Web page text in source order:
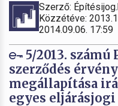
Szerző:
Közzétéve:
2014.09.06. 17:59
5/2013. számú
szerződés
megállapítása
egyes